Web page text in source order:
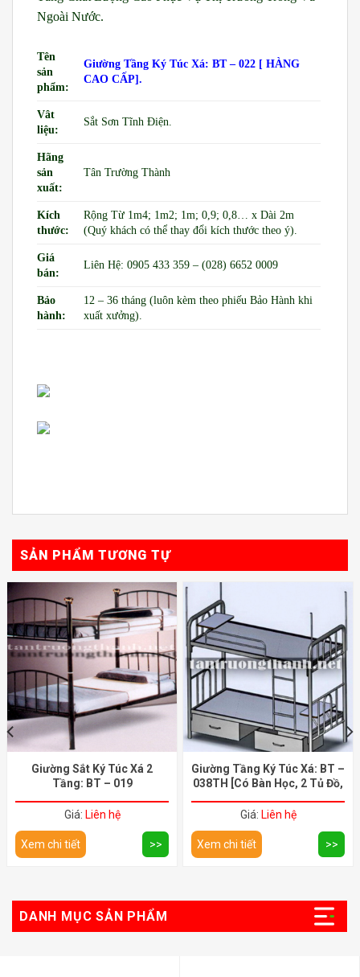
Ngoài Nước.
Tên
sản
phẩm:
Giường Tầng Ký Túc Xá: BT – 022 [ HÀNG
CAO CẤP].
Vât
liệu:
Sắt Sơn Tĩnh Điện.
Hãng
sản
xuất:
Tân Trường Thành
Kích
thước:
Rộng Từ 1m4; 1m2; 1m; 0,9; 0,8… x Dài 2m
(Quý khách có thể thay đổi kích thước theo ý).
Giá
bán:
Liên Hệ: 0905 433 359 – (028) 6652 0009
Bảo
hành:
12 – 36 tháng (luôn kèm theo phiếu Bảo Hành khi
xuất xưởng).
SẢN PHẨM TƯƠNG TỰ
Giường Sắt Ký Túc Xá 2
Tầng: BT – 019
Giá: Liên hệ
Xem chi tiết >>
Giường Tầng Ký Túc Xá: BT –
038TH [Có Bàn Học, 2 Tủ Đồ,
4 Cây Mắc Mùng].
Giá: Liên hệ
Xem chi tiết >>
DANH MỤC SẢN PHẨM